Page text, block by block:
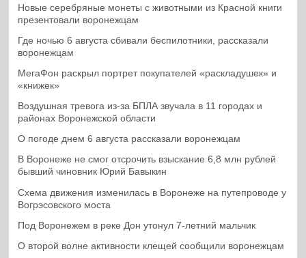
Новые серебряные монеты с животными из Красной книги
презентовали воронежцам
Где ночью 6 августа сбивали беспилотники, рассказали
воронежцам
МегаФон раскрыл портрет покупателей «раскладушек» и
«книжек»
Воздушная тревога из-за БПЛА звучала в 11 городах и
районах Воронежской области
О погоде днем 6 августа рассказали воронежцам
В Воронеже не смог отсрочить взыскание 6,8 млн рублей
бывший чиновник Юрий Бавыкин
Схема движения изменилась в Воронеже на путепроводе у
Вогрэсовского моста
Под Воронежем в реке Дон утонул 7-летний мальчик
О второй волне активности клещей сообщили воронежцам